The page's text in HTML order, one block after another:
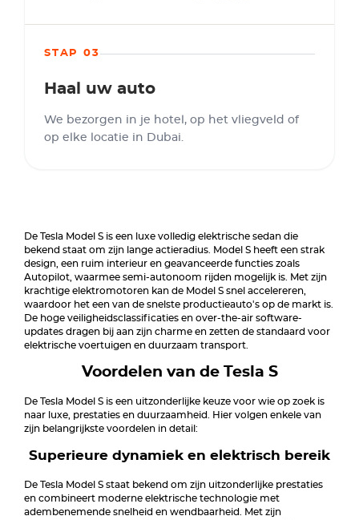
STAP 03
Haal uw auto
We bezorgen in je hotel, op het vliegveld of
op elke locatie in Dubai.
De Tesla Model S is een luxe volledig elektrische sedan die
bekend staat om zijn lange actieradius. Model S heeft een strak
design, een ruim interieur en geavanceerde functies zoals
Autopilot, waarmee semi-autonoom rijden mogelijk is. Met zijn
krachtige elektromotoren kan de Model S snel accelereren,
waardoor het een van de snelste productieauto's op de markt is.
De hoge veiligheidsclassificaties en over-the-air software-
updates dragen bij aan zijn charme en zetten de standaard voor
elektrische voertuigen en duurzaam transport.
Voordelen van de Tesla S
De Tesla Model S is een uitzonderlijke keuze voor wie op zoek is
naar luxe, prestaties en duurzaamheid. Hier volgen enkele van
zijn belangrijkste voordelen in detail:
Superieure dynamiek en elektrisch bereik
De Tesla Model S staat bekend om zijn uitzonderlijke prestaties
en combineert moderne elektrische technologie met
adembenemende snelheid en wendbaarheid. Met zijn